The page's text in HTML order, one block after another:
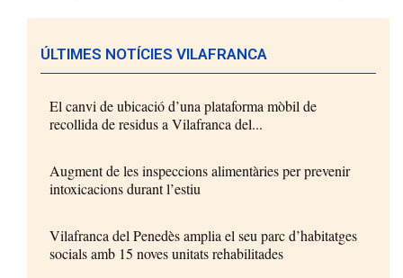
ÚLTIMES NOTÍCIES VILAFRANCA
El canvi de ubicació d’una plataforma mòbil de
recollida de residus a Vilafranca del...
Augment de les inspeccions alimentàries per prevenir
intoxicacions durant l’estiu
Vilafranca del Penedès amplia el seu parc d’habitatges
socials amb 15 noves unitats rehabilitades